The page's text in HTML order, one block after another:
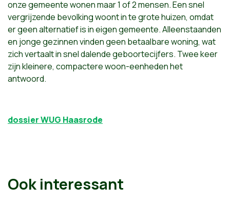
onze gemeente wonen maar 1 of 2 mensen. Een snel
vergrijzende bevolking woont in te grote huizen, omdat
er geen alternatief is in eigen gemeente. Alleenstaanden
en jonge gezinnen vinden geen betaalbare woning, wat
zich vertaalt in snel dalende geboortecijfers. Twee keer
zijn kleinere, compactere woon-eenheden het
antwoord.
dossier WUG Haasrode
Ook interessant